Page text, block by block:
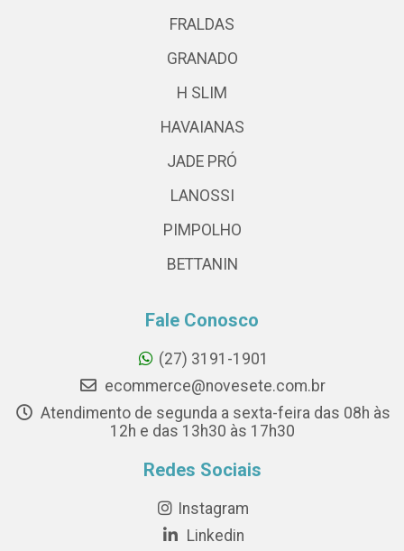
FRALDAS
GRANADO
H SLIM
HAVAIANAS
JADE PRÓ
LANOSSI
PIMPOLHO
BETTANIN
Fale Conosco
(27) 3191-1901
ecommerce@novesete.com.br
Atendimento de segunda a sexta-feira das 08h às
12h e das 13h30 às 17h30
Redes Sociais
Instagram
Linkedin